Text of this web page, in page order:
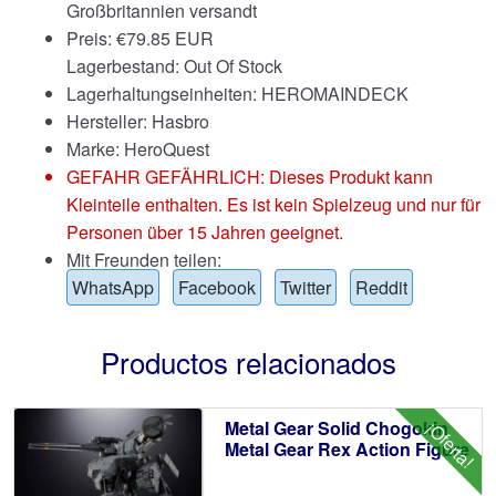
Großbritannien versandt
Preis: €79.85 EUR
Lagerbestand: Out Of Stock
Lagerhaltungseinheiten: HEROMAINDECK
Hersteller: Hasbro
Marke: HeroQuest
GEFAHR GEFÄHRLICH: Dieses Produkt kann
Kleinteile enthalten. Es ist kein Spielzeug und nur für
Personen über 15 Jahren geeignet.
Mit Freunden teilen:
WhatsApp
Facebook Twitter Reddit
Productos relacionados
¡Oferta!
Metal Gear Solid Chogokin
Metal Gear Rex Action Figure